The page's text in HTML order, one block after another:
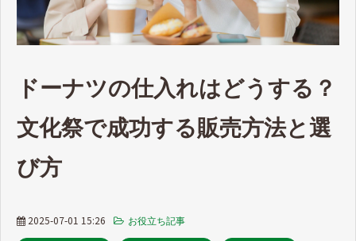
通販サイトのご案内
よくあるご質問
ドーナツの仕入れはどうする？
文化祭で成功する販売方法と選
び方
2025-07-01 15:26 お役立ち記事